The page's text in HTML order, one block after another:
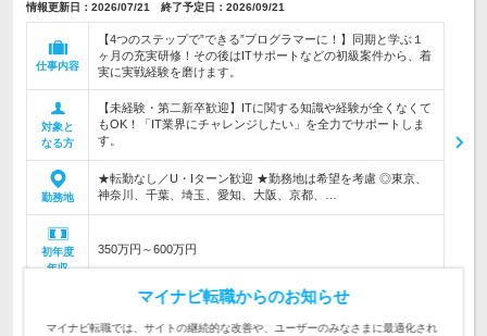
情報更新日：2026/07/21 終了予定日：2026/09/21
仕事内容
【4つのステップで”できる”プログラマーに！】同期と学ぶ１
ヶ月の充実研修！その後はITサポートなどの初級案件から、着
実に実戦経験を磨けます。
対象と
なる方
【未経験・第二新卒歓迎】ITに関する知識や経験が全くなくて
もOK！「IT業界にチャレンジしたい」を全力でサポートしま
す。
勤務地
★転勤なし／U・Iターン歓迎 ★勤務地は希望を考慮 ◎東京、
神奈川、千葉、埼玉、愛知、大阪、京都、…
初年度
年収
350万円～600万円
給与
◎月給25万円以上 ＋ 賞与年2回 ＋ 諸手当（残業代全額支給）
※経験・スキルなどを考慮し、当社規定に…
マイナビ転職からのお知らせ
マイナビ転職では、サイトの継続的な改善や、ユーザーのみなさまに最適化され